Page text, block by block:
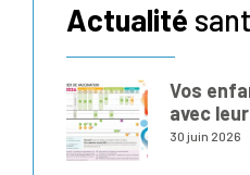
Actualité
Vos
avec
30 juin 2026